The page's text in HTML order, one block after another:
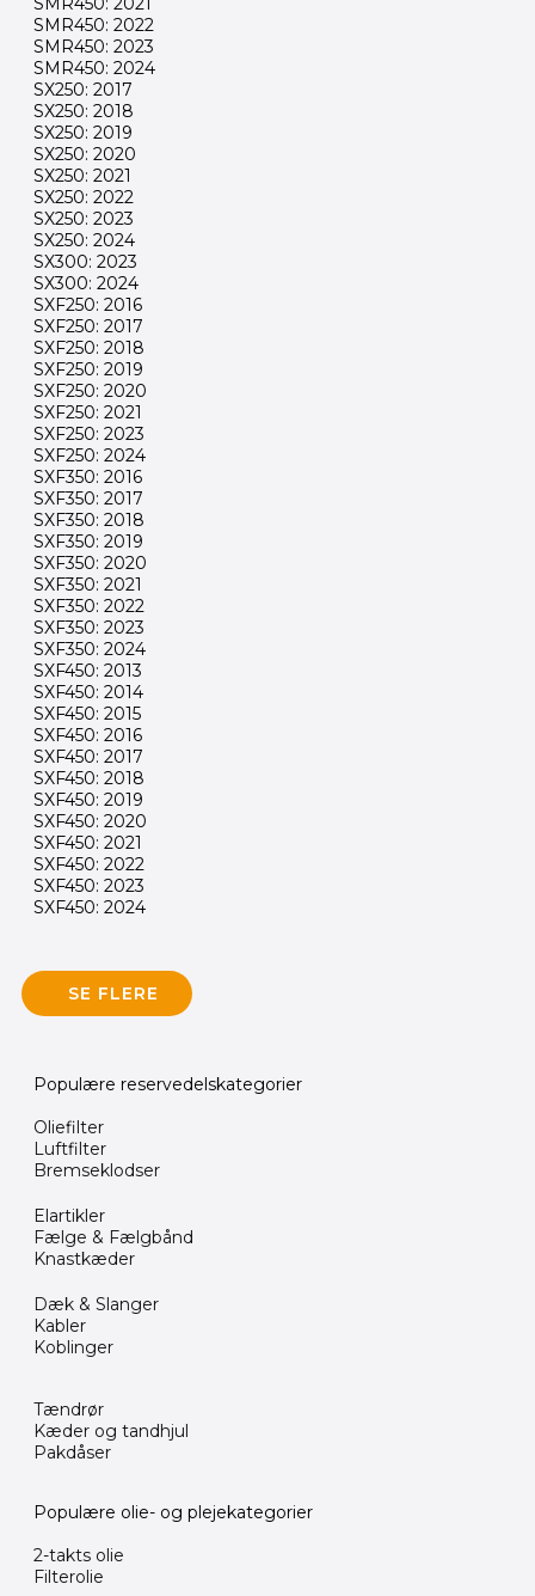
SMR450: 2022
SMR450: 2023
SMR450: 2024
SX250: 2017
SX250: 2018
SX250: 2019
SX250: 2020
SX250: 2021
SX250: 2022
SX250: 2023
SX250: 2024
SX300: 2023
SX300: 2024
SXF250: 2016
SXF250: 2017
SXF250: 2018
SXF250: 2019
SXF250: 2020
SXF250: 2021
SXF250: 2023
SXF250: 2024
SXF350: 2016
SXF350: 2017
SXF350: 2018
SXF350: 2019
SXF350: 2020
SXF350: 2021
SXF350: 2022
SXF350: 2023
SXF350: 2024
SXF450: 2013
SXF450: 2014
SXF450: 2015
SXF450: 2016
SXF450: 2017
SXF450: 2018
SXF450: 2019
SXF450: 2020
SXF450: 2021
SXF450: 2022
SXF450: 2023
SXF450: 2024
SE FLERE
Populære reservedelskategorier
Oliefilter
Luftfilter
Bremseklodser
Elartikler
Fælge & Fælgbånd
Knastkæder
Dæk & Slanger
Kabler
Koblinger
Tændrør
Kæder og tandhjul
Pakdåser
Populære olie- og plejekategorier
2-takts olie
Filterolie